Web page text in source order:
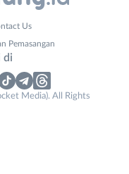
Us
Pemasangan
di
Media). All Rights